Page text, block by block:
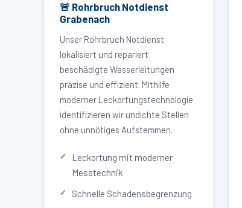
🚨 Rohrbruch Notdienst
Grabenach
Unser Rohrbruch Notdienst
lokalisiert und repariert
beschädigte Wasserleitungen
präzise und effizient. Mithilfe
moderner Leckortungstechnologie
identifizieren wir undichte Stellen
ohne unnötiges Aufstemmen.
Leckortung mit moderner
Messtechnik
Schnelle Schadensbegrenzung